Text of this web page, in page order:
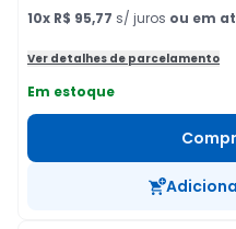
10x R$ 95,77 s/ juros ou em
Ver detalhes de parcelamento
Em estoque